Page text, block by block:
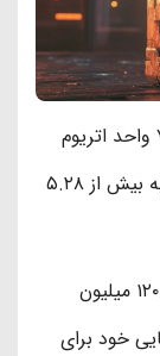
شرکت بیت‌ ماین (Bitmine) با خرید ۷۱،۶۷۲ واحد اتریوم
جدید در یک هفته اخیر، دارایی‌های خود را به بیش از ۵.۲۸
این شرکت اکنون ۴.۳۷ درصد از عرضه کل ۱۲۰.۷ میلیون
خود برای